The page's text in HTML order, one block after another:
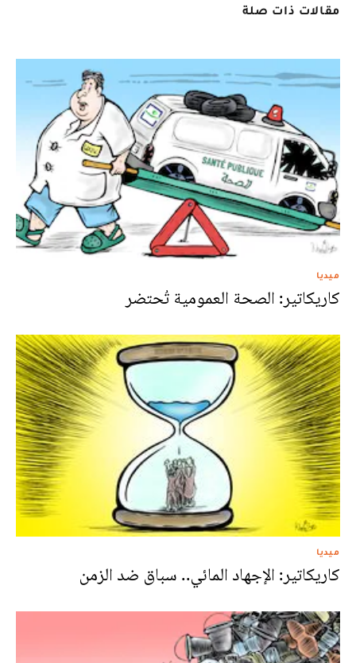
مقالات ذات صلة
ميديا
كاريكاتير: الصحة العمومية تُحتضر
ميديا
كاريكاتير: الإجهاد المائي.. سباق ضد الزمن